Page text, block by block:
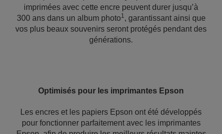
imprimées avec cette encre peuvent durer jusqu’à
300 ans dans un album photo1, garantissant ainsi que
vos plus beaux souvenirs seront protégés pendant des
générations.
Optimisés pour les imprimantes Epson
Les encres et les papiers Epson ont été développés
pour fonctionner parfaitement avec les imprimantes